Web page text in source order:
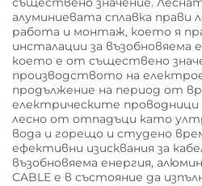
алуминиевата сплавка прави
работа и монтаж, което я
инсталации за възобновяема
което е от съществено
производството на
продължение на период от
електрическите
лесно от отпадъци като
вода и горещо и студено
ефективни изисквания за
възобновяема енергия,
CABLE е в състояние да